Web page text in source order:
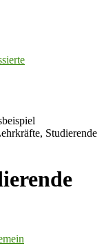
Studierende